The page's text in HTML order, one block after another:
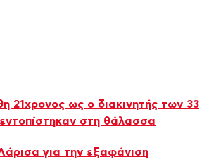
21χρονος ως ο διακινητής των 33
στη θάλασσα
για την εξαφάνιση